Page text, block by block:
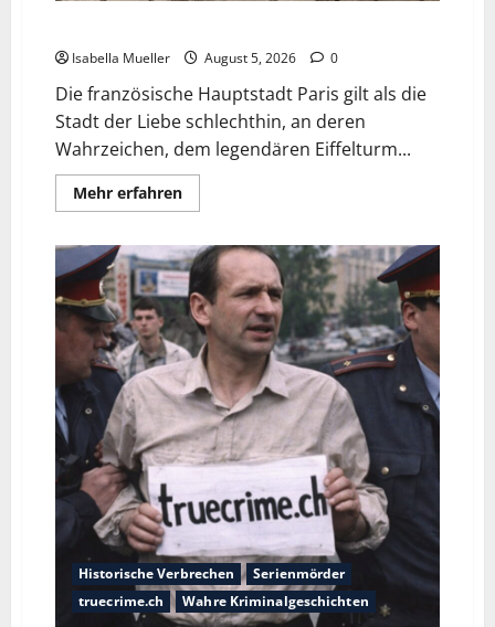
Isabella Mueller August 5, 2026 0
Die französische Hauptstadt Paris gilt als die
Stadt der Liebe schlechthin, an deren
Wahrzeichen, dem legendären Eiffelturm...
Mehr erfahren
Historische Verbrechen
Serienmörder
truecrime.ch
Wahre Kriminalgeschichten